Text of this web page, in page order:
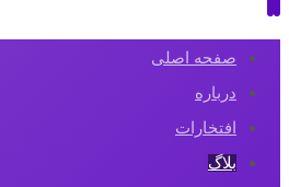
صفحه اصلی
درباره
افتخارات
بلاگ